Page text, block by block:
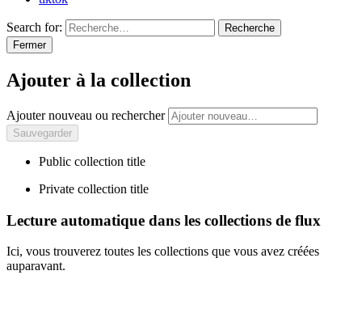
Search for:
Recherche
Fermer
Ajouter à la collection
Ajouter nouveau ou rechercher
Public collection title
Private collection title
Lecture automatique dans les collections de flux
Ici, vous trouverez toutes les collections que vous avez créées
auparavant.